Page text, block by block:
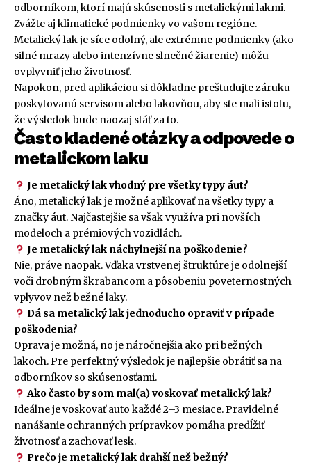
odborníkom, ktorí majú skúsenosti s metalickými lakmi.
Zvážte aj klimatické podmienky vo vašom regióne.
Metalický lak je síce odolný, ale extrémne podmienky (ako
silné mrazy alebo intenzívne slnečné žiarenie) môžu
ovplyvniť jeho životnosť.
Napokon, pred aplikáciou si dôkladne preštudujte záruku
poskytovanú servisom alebo lakovňou, aby ste mali istotu,
že výsledok bude naozaj stáť za to.
Často kladené otázky a odpovede o
metalickom laku
Je metalický lak vhodný pre všetky typy áut?
Áno, metalický lak je možné aplikovať na všetky typy a
značky áut. Najčastejšie sa však využíva pri novších
modeloch a prémiových vozidlách.
Je metalický lak náchylnejší na poškodenie?
Nie, práve naopak. Vďaka vrstvenej štruktúre je odolnejší
voči drobným škrabancom a pôsobeniu poveternostných
vplyvov než bežné laky.
Dá sa metalický lak jednoducho opraviť v prípade
poškodenia?
Oprava je možná, no je náročnejšia ako pri bežných
lakoch. Pre perfektný výsledok je najlepšie obrátiť sa na
odborníkov so skúsenosťami.
Ako často by som mal(a) voskovať metalický lak?
Ideálne je voskovať auto každé 2–3 mesiace. Pravidelné
nanášanie ochranných prípravkov pomáha predĺžiť
životnosť a zachovať lesk.
Prečo je metalický lak drahší než bežný?